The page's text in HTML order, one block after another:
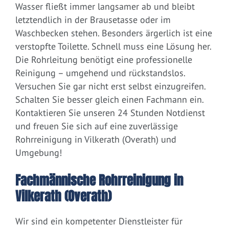
Wasser fließt immer langsamer ab und bleibt
letztendlich in der Brausetasse oder im
Waschbecken stehen. Besonders ärgerlich ist eine
verstopfte Toilette. Schnell muss eine Lösung her.
Die Rohrleitung benötigt eine professionelle
Reinigung – umgehend und rückstandslos.
Versuchen Sie gar nicht erst selbst einzugreifen.
Schalten Sie besser gleich einen Fachmann ein.
Kontaktieren Sie unseren 24 Stunden Notdienst
und freuen Sie sich auf eine zuverlässige
Rohrreinigung in Vilkerath (Overath) und
Umgebung!
Fachmännische Rohrreinigung in
Vilkerath (Overath)
Wir sind ein kompetenter Dienstleister für